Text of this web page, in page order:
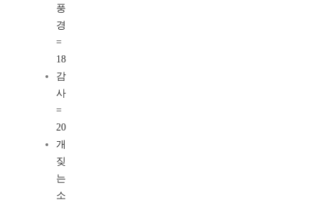
풍
경
=
18
감
사
=
20
개
짖
는
소